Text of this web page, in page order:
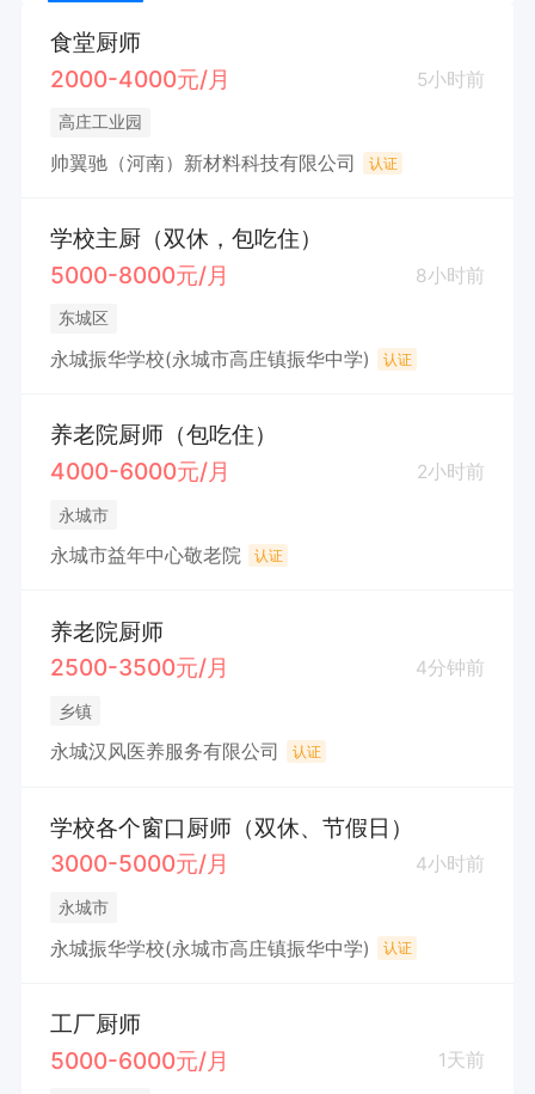
食堂厨师
2000-4000元/月
5小时前
高庄工业园
帅翼驰（河南）新材料科技有限公司 认证
学校主厨（双休，包吃住）
5000-8000元/月
8小时前
东城区
永城振华学校(永城市高庄镇振华中学) 认证
养老院厨师（包吃住）
4000-6000元/月
2小时前
永城市
永城市益年中心敬老院 认证
养老院厨师
2500-3500元/月
4分钟前
乡镇
永城汉风医养服务有限公司 认证
学校各个窗口厨师（双休、节假日）
3000-5000元/月
4小时前
永城市
永城振华学校(永城市高庄镇振华中学) 认证
工厂厨师
5000-6000元/月
1天前